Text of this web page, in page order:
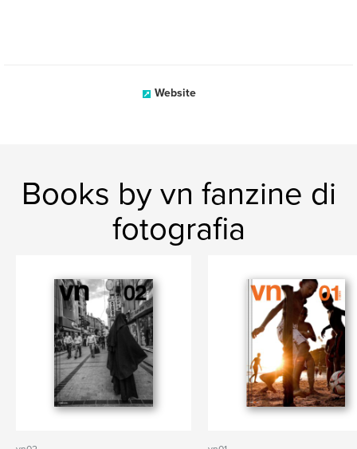
Website
Books by vn fanzine di
fotografia